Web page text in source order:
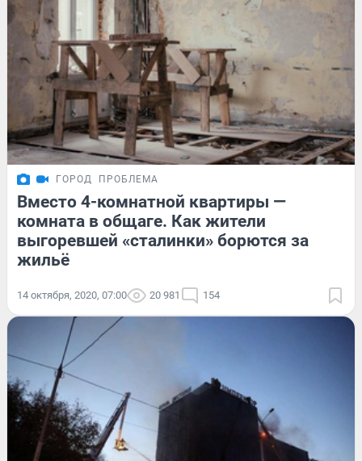
ГОРОД ПРОБЛЕМА
Вместо 4-комнатной квартиры —
комната в общаге. Как жители
выгоревшей «сталинки» борются за
жильё
14 октября, 2020, 07:00 20 981 154